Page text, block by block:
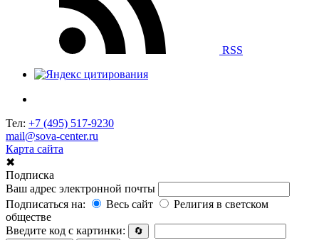
RSS
Тел: +7 (495) 517-9230
mail@sova-center.ru
Карта сайта
✖
Подписка
Ваш адрес электронной почты
Подписаться на:
Весь сайт
Религия в светском
обществе
Введите код с картинки:
🔄